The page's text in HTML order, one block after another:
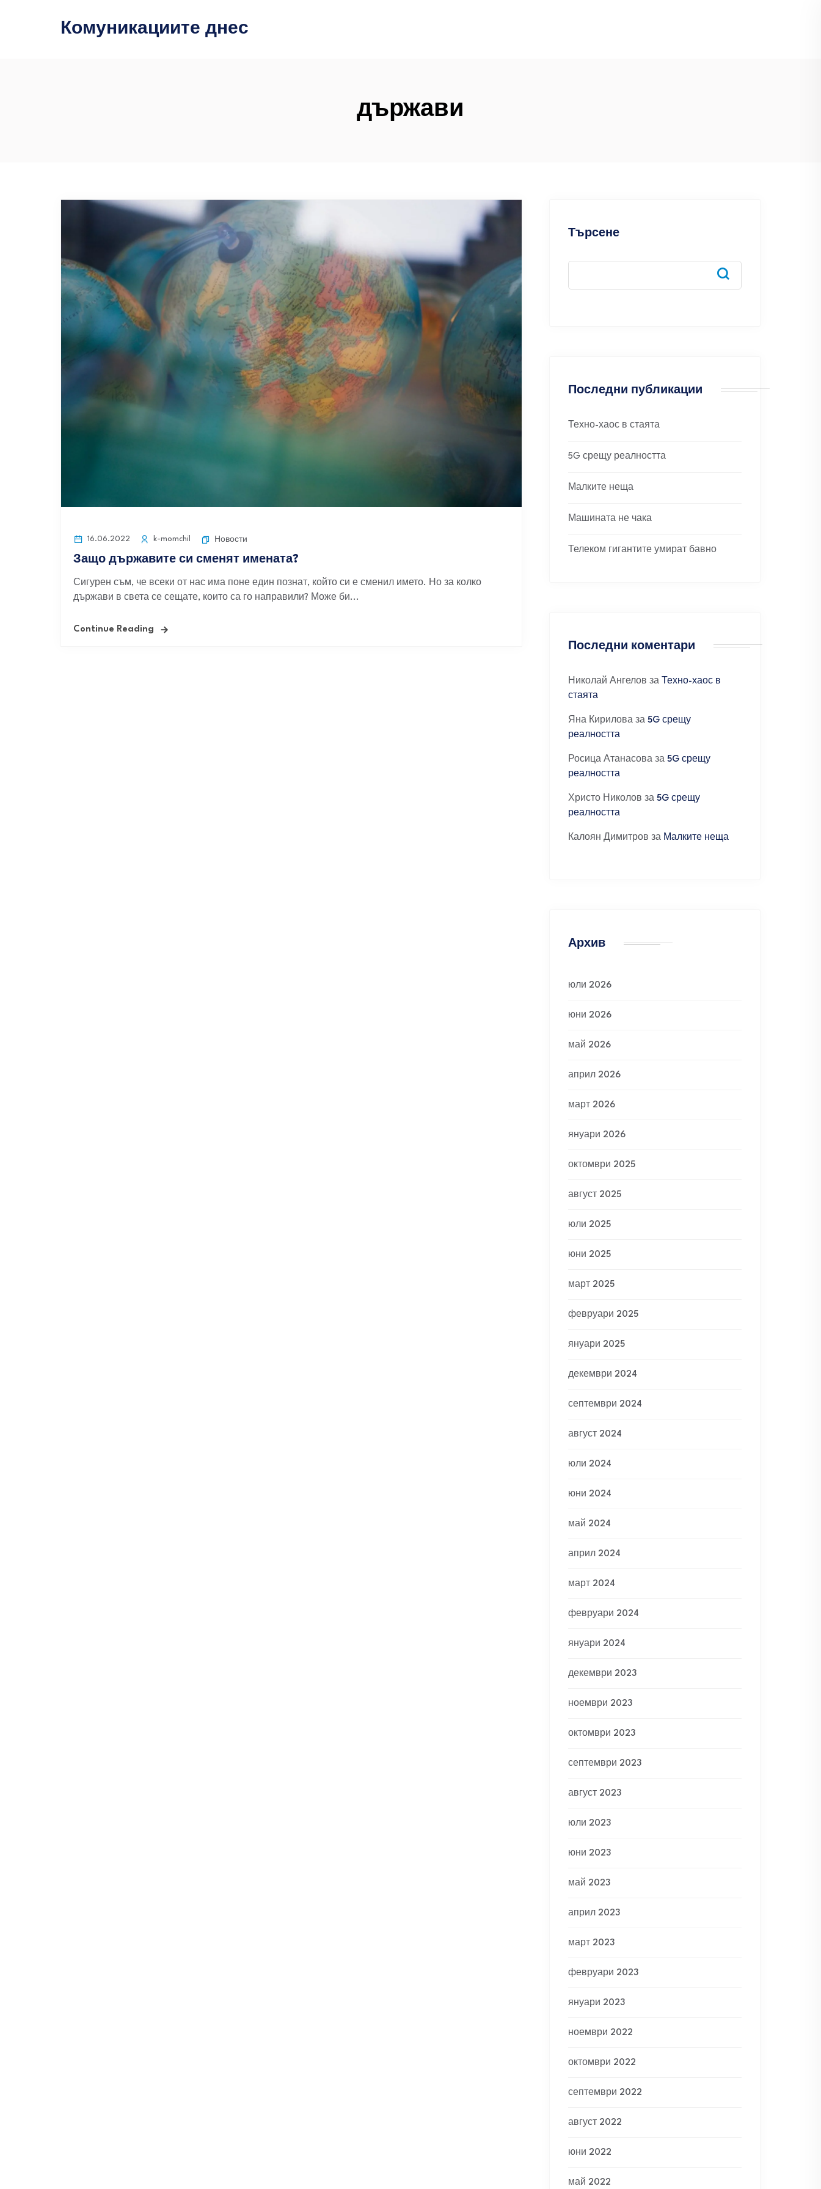
Комуникациите днес
държави
16.06.2022 k-momchil Новости
Защо държавите си сменят имената?
Сигурен съм, че всеки от нас има поне един познат, който си е сменил името. Но за колко
държави в света се сещате, които са го направили? Може би...
Continue Reading
Търсене
Последни публикации
Техно-хаос в стаята
5G срещу реалността
Малките неща
Машината не чака
Телеком гигантите умират бавно
Последни коментари
Николай Ангелов за Техно-хаос в
стаята
Яна Кирилова за 5G срещу
реалността
Росица Атанасова за 5G срещу
реалността
Христо Николов за 5G срещу
реалността
Калоян Димитров за Малките неща
Архив
юли 2026
юни 2026
май 2026
април 2026
март 2026
януари 2026
октомври 2025
август 2025
юли 2025
юни 2025
март 2025
февруари 2025
януари 2025
декември 2024
септември 2024
август 2024
юли 2024
юни 2024
май 2024
април 2024
март 2024
февруари 2024
януари 2024
декември 2023
ноември 2023
октомври 2023
септември 2023
август 2023
юли 2023
юни 2023
май 2023
април 2023
март 2023
февруари 2023
януари 2023
ноември 2022
октомври 2022
септември 2022
август 2022
юни 2022
май 2022